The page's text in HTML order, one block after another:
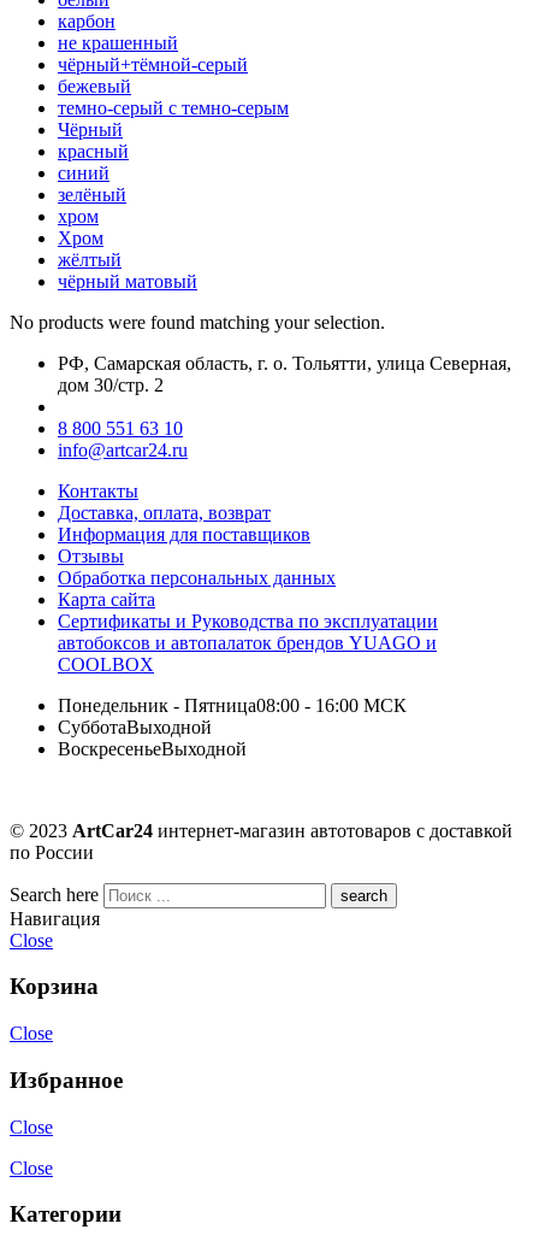
карбон
нe кpaшeнный
чёрный+тёмной-серый
бежевый
темно-серый с темно-серым
Чёрный
красный
синий
зелёный
хром
Хром
жёлтый
чёрный матовый
No products were found matching your selection.
РФ, Самарская область, г. о. Тольятти, улица Северная,
дом 30/стр. 2
8 800 551 63 10
info@artcar24.ru
Контакты
Доставка, оплата, возврат
Информация для поставщиков
Отзывы
Обработка персональных данных
Карта сайта
Сертификаты и Руководства по эксплуатации
автобоксов и автопалаток брендов YUAGO и
COOLBOX
Понедельник - Пятница08:00 - 16:00 МСК
СубботаВыходной
ВоскресеньеВыходной
© 2023 ArtCar24 интернет-магазин автотоваров с доставкой
по России
Search here
Навигация
Close
Корзина
Close
Избранное
Close
Close
Категории